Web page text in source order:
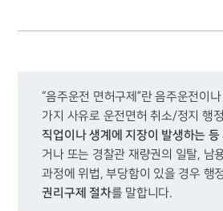
“음주운전 면허구제”란 음주운전이
직업이나 생계에 지장이 발생하는 등
거나 또는 경찰관 재량권의 일탈, 남
권리구제 절차를 말합니다.